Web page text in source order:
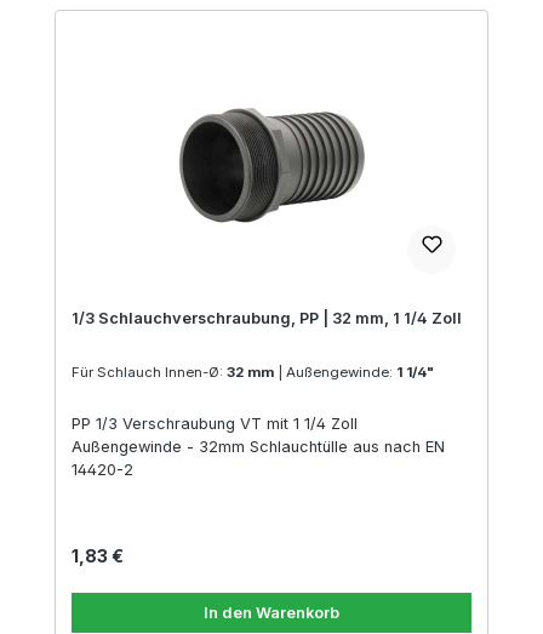
1/3 Schlauchverschraubung, PP | 32 mm, 1 1/4 Zoll
Für Schlauch Innen-Ø: 32 mm Außengewinde: 1 1/4"
PP 1/3 Verschraubung VT mit 1 1/4 Zoll
Außengewinde - 32mm Schlauchtülle aus nach EN
14420-2
Regulärer Preis:
1,83 €
In den Warenkorb